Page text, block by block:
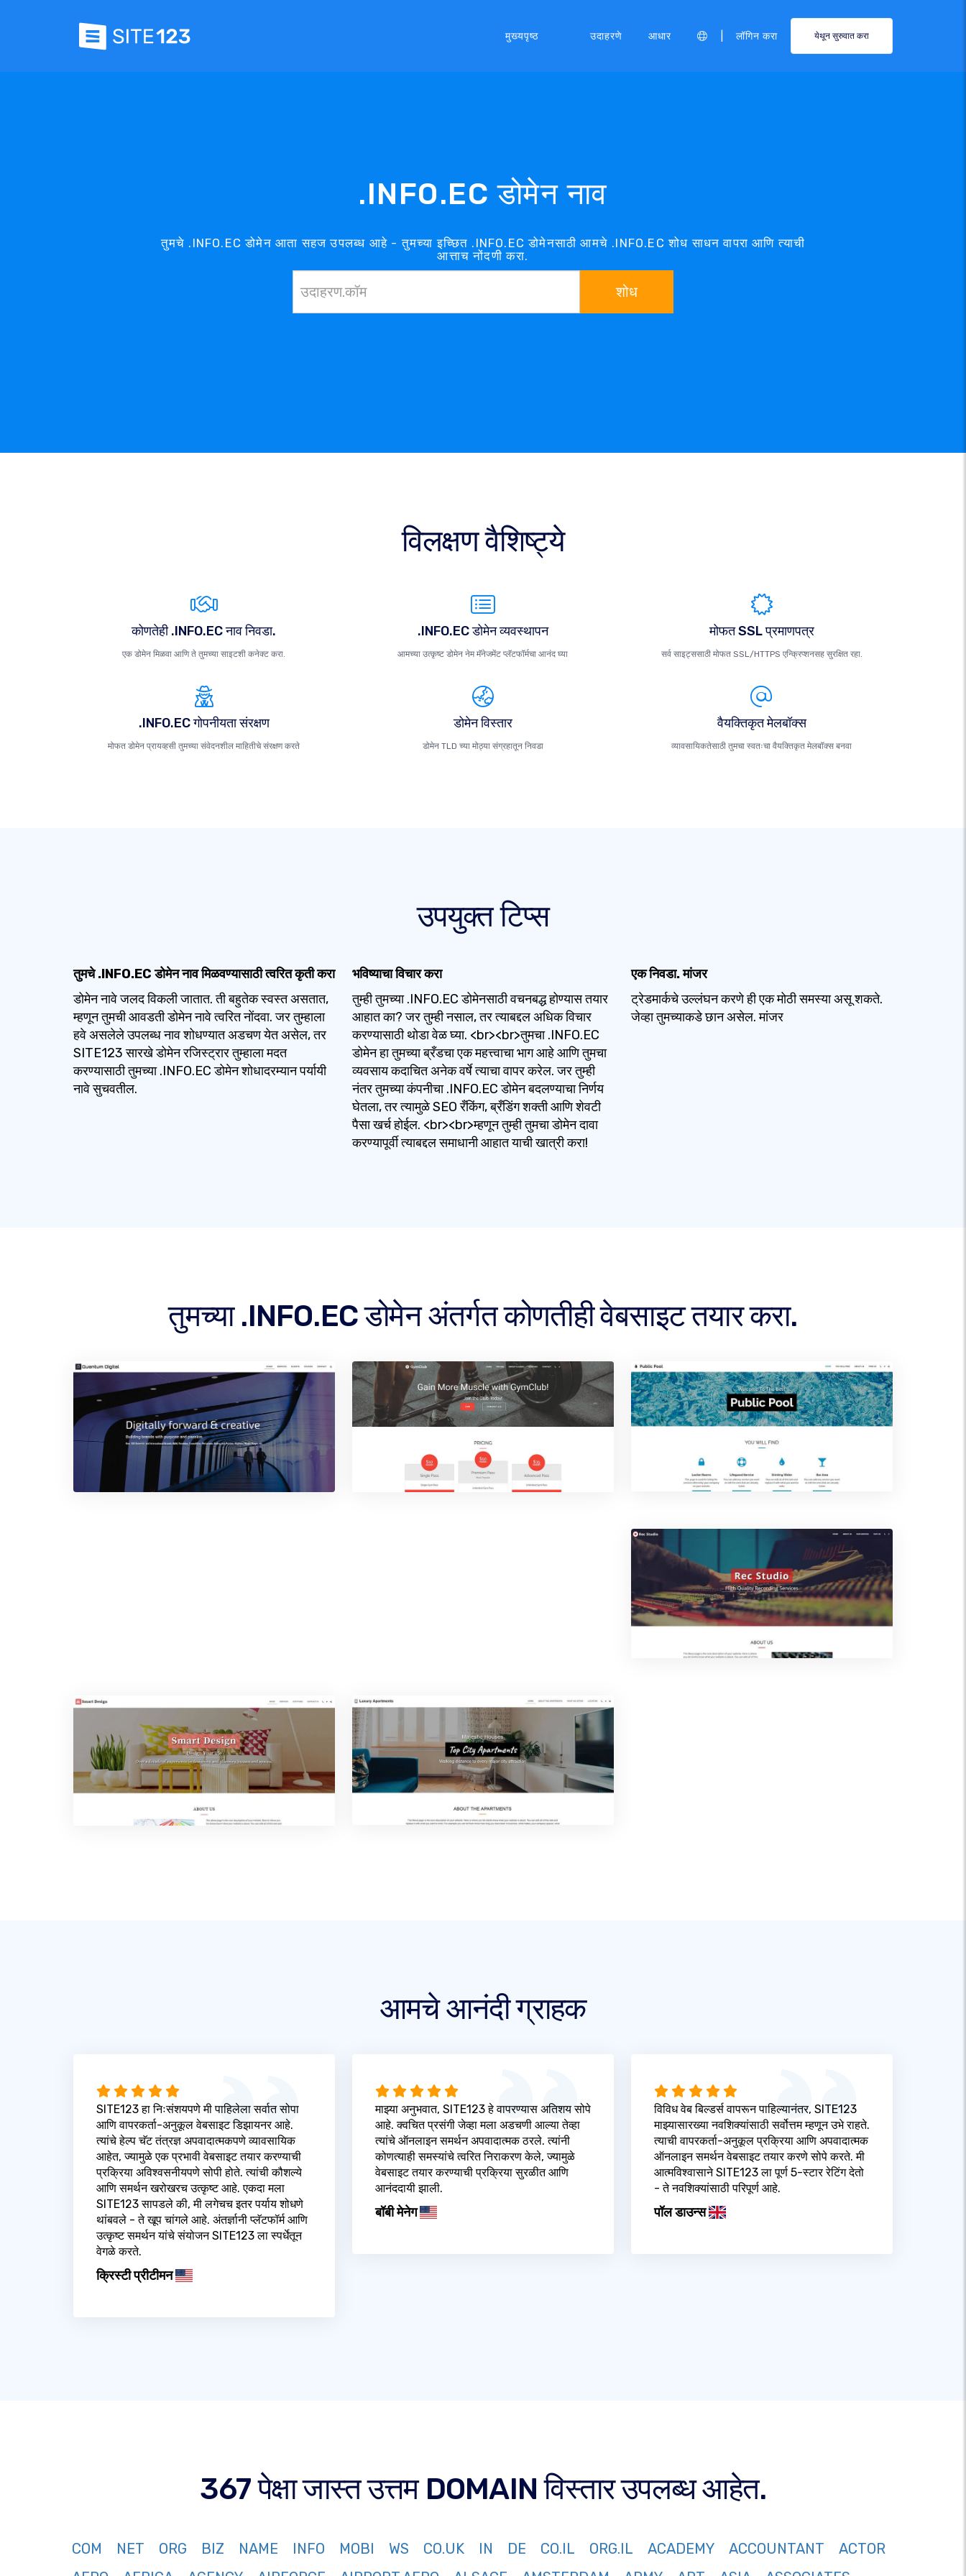
मुख्यपृष्ठ उदाहरणे आधार लॉगिन करा येथून सुरुवात करा
.INFO.EC डोमेन नाव
तुमचे .INFO.EC डोमेन आता सहज उपलब्ध आहे - तुमच्या इच्छित .INFO.EC डोमेनसाठी आमचे .INFO.EC शोध साधन वापरा आणि त्याची
आत्ताच नोंदणी करा.
शोध
विलक्षण वैशिष्ट्ये
कोणतेही .INFO.EC नाव निवडा.
एक डोमेन मिळवा आणि ते तुमच्या साइटशी कनेक्ट करा.
.INFO.EC डोमेन व्यवस्थापन
आमच्या उत्कृष्ट डोमेन नेम मॅनेजमेंट प्लॅटफॉर्मचा आनंद घ्या
मोफत SSL प्रमाणपत्र
सर्व साइट्ससाठी मोफत SSL/HTTPS एन्क्रिप्शनसह सुरक्षित रहा.
.INFO.EC गोपनीयता संरक्षण
मोफत डोमेन प्रायव्हसी तुमच्या संवेदनशील माहितीचे संरक्षण करते
डोमेन विस्तार
डोमेन TLD च्या मोठ्या संग्रहातून निवडा
वैयक्तिकृत मेलबॉक्स
व्यावसायिकतेसाठी तुमचा स्वतःचा वैयक्तिकृत मेलबॉक्स बनवा
उपयुक्त टिप्स
तुमचे .INFO.EC डोमेन नाव मिळवण्यासाठी त्वरित कृती करा
डोमेन नावे जलद विकली जातात. ती बहुतेक स्वस्त असतात,
म्हणून तुमची आवडती डोमेन नावे त्वरित नोंदवा. जर तुम्हाला
हवे असलेले उपलब्ध नाव शोधण्यात अडचण येत असेल, तर
SITE123 सारखे डोमेन रजिस्ट्रार तुम्हाला मदत
करण्यासाठी तुमच्या .INFO.EC डोमेन शोधादरम्यान पर्यायी
नावे सुचवतील.
भविष्याचा विचार करा
तुम्ही तुमच्या .INFO.EC डोमेनसाठी वचनबद्ध होण्यास तयार
आहात का? जर तुम्ही नसाल, तर त्याबद्दल अधिक विचार
करण्यासाठी थोडा वेळ घ्या. <br><br>तुमचा .INFO.EC
डोमेन हा तुमच्या ब्रँडचा एक महत्त्वाचा भाग आहे आणि तुमचा
व्यवसाय कदाचित अनेक वर्षे त्याचा वापर करेल. जर तुम्ही
नंतर तुमच्या कंपनीचा .INFO.EC डोमेन बदलण्याचा निर्णय
घेतला, तर त्यामुळे SEO रँकिंग, ब्रँडिंग शक्ती आणि शेवटी
पैसा खर्च होईल. <br><br>म्हणून तुम्ही तुमचा डोमेन दावा
करण्यापूर्वी त्याबद्दल समाधानी आहात याची खात्री करा!
एक निवडा. मांजर
ट्रेडमार्कचे उल्लंघन करणे ही एक मोठी समस्या असू शकते.
जेव्हा तुमच्याकडे छान असेल. मांजर
तुमच्या .INFO.EC डोमेन अंतर्गत कोणतीही वेबसाइट तयार करा.
आमचे आनंदी ग्राहक
SITE123 हा निःसंशयपणे मी पाहिलेला सर्वात सोपा
आणि वापरकर्ता-अनुकूल वेबसाइट डिझायनर आहे.
त्यांचे हेल्प चॅट तंत्रज्ञ अपवादात्मकपणे व्यावसायिक
आहेत, ज्यामुळे एक प्रभावी वेबसाइट तयार करण्याची
प्रक्रिया अविश्वसनीयपणे सोपी होते. त्यांची कौशल्ये
आणि समर्थन खरोखरच उत्कृष्ट आहे. एकदा मला
SITE123 सापडले की, मी लगेचच इतर पर्याय शोधणे
थांबवले - ते खूप चांगले आहे. अंतर्ज्ञानी प्लॅटफॉर्म आणि
उत्कृष्ट समर्थन यांचे संयोजन SITE123 ला स्पर्धेतून
वेगळे करते.
क्रिस्टी प्रीटीमन
माझ्या अनुभवात, SITE123 हे वापरण्यास अतिशय सोपे
आहे. क्वचित प्रसंगी जेव्हा मला अडचणी आल्या तेव्हा
त्यांचे ऑनलाइन समर्थन अपवादात्मक ठरले. त्यांनी
कोणत्याही समस्यांचे त्वरित निराकरण केले, ज्यामुळे
वेबसाइट तयार करण्याची प्रक्रिया सुरळीत आणि
आनंददायी झाली.
बॉबी मेनेग
विविध वेब बिल्डर्स वापरून पाहिल्यानंतर, SITE123
माझ्यासारख्या नवशिक्यांसाठी सर्वोत्तम म्हणून उभे राहते.
त्याची वापरकर्ता-अनुकूल प्रक्रिया आणि अपवादात्मक
ऑनलाइन समर्थन वेबसाइट तयार करणे सोपे करते. मी
आत्मविश्वासाने SITE123 ला पूर्ण 5-स्टार रेटिंग देतो
- ते नवशिक्यांसाठी परिपूर्ण आहे.
पॉल डाउन्स
367 पेक्षा जास्त उत्तम DOMAIN विस्तार उपलब्ध आहेत.
COM NET ORG BIZ NAME INFO MOBI WS CO.UK IN DE CO.IL ORG.IL ACADEMY ACCOUNTANT
ACTOR